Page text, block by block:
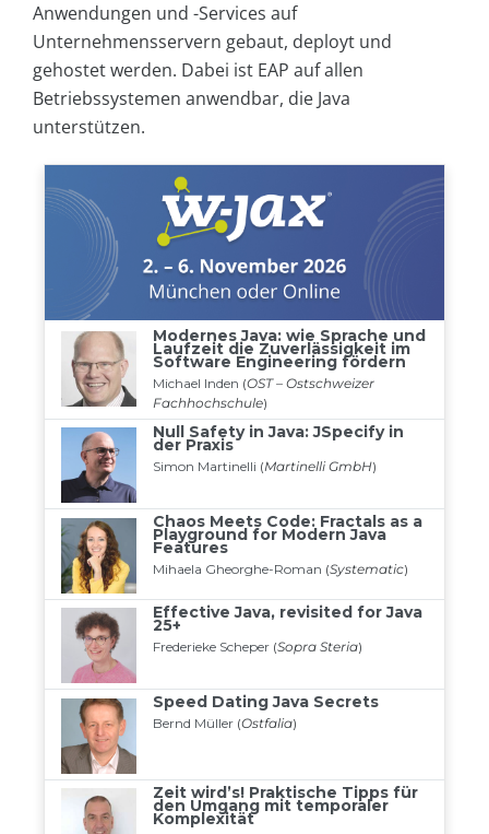
Anwendungen und -Services auf
Unternehmensservern gebaut, deployt und
gehostet werden. Dabei ist EAP auf allen
Betriebssystemen anwendbar, die Java
unterstützen.